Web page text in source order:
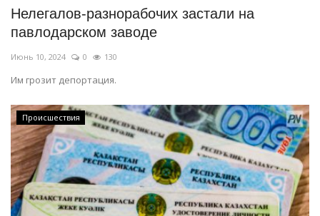
Нелегалов-разнорабочих застали на
павлодарском заводе
Июнь 10, 2024 0 130
Им грозит депортация.
Происшествия